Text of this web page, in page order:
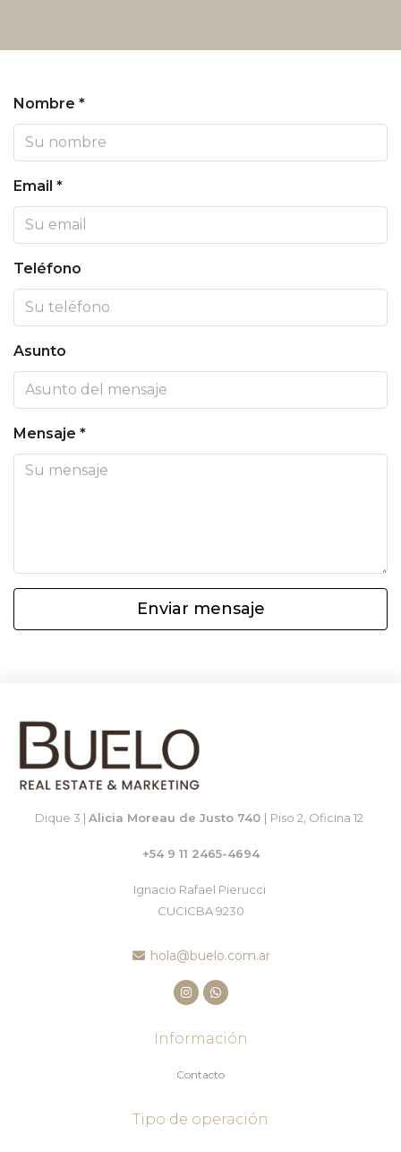
Nombre *
Email *
Teléfono
Asunto
Mensaje *
Enviar mensaje
Dique 3 | Alicia Moreau de Justo 740 | Piso 2, Oficina 12
+54 9 11 2465-4694
Ignacio Rafael Pierucci
CUCICBA 9230
hola@buelo.com.ar
Información
Contacto
Tipo de operación